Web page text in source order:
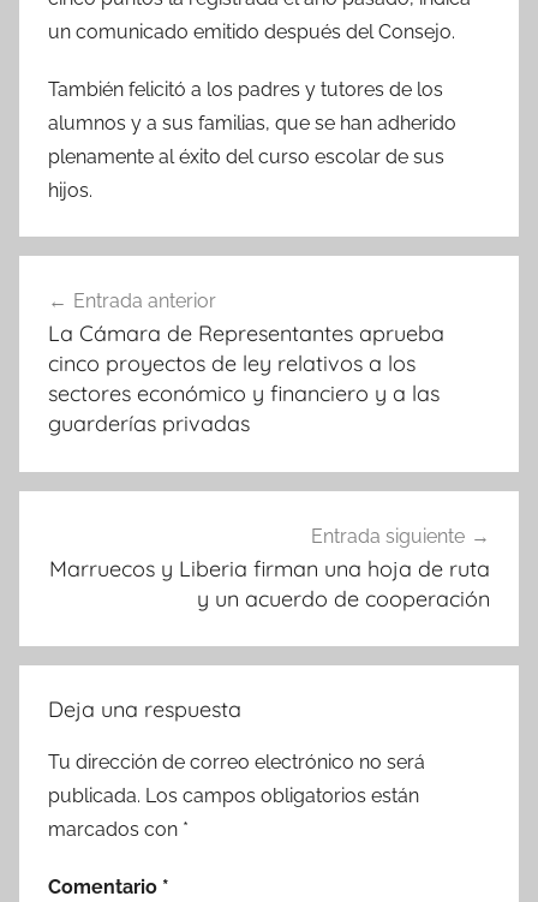
un comunicado emitido después del Consejo.
También felicitó a los padres y tutores de los
alumnos y a sus familias, que se han adherido
plenamente al éxito del curso escolar de sus
hijos.
de
entradas
Entrada anterior
La Cámara de Representantes aprueba
cinco proyectos de ley relativos a los
sectores económico y financiero y a las
guarderías privadas
Entrada siguiente
Marruecos y Liberia firman una hoja de ruta
y un acuerdo de cooperación
Deja una respuesta
Tu dirección de correo electrónico no será
publicada. Los campos obligatorios están
marcados con *
Comentario *